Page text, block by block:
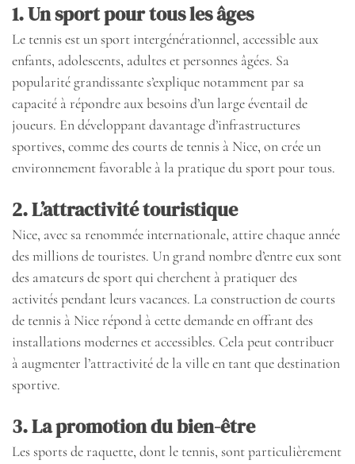
1. Un sport pour tous les âges
Le tennis est un sport intergénérationnel, accessible aux
enfants, adolescents, adultes et personnes âgées. Sa
popularité grandissante s’explique notamment par sa
capacité à répondre aux besoins d’un large éventail de
joueurs. En développant davantage d’infrastructures
sportives, comme des courts de tennis à Nice, on crée un
environnement favorable à la pratique du sport pour tous.
2. L’attractivité touristique
Nice, avec sa renommée internationale, attire chaque année
des millions de touristes. Un grand nombre d’entre eux sont
des amateurs de sport qui cherchent à pratiquer des
activités pendant leurs vacances. La construction de courts
de tennis à Nice répond à cette demande en offrant des
installations modernes et accessibles. Cela peut contribuer
à augmenter l’attractivité de la ville en tant que destination
sportive.
3. La promotion du bien-être
Les sports de raquette, dont le tennis, sont particulièrement